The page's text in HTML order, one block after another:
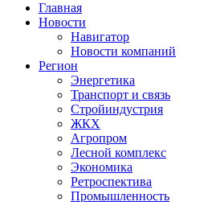
Главная
Новости
Навигатор
Новости компаний
Регион
Энергетика
Транспорт и связь
Стройиндустрия
ЖКХ
Агропром
Лесной комплекс
Экономика
Ретроспектива
Промышленность